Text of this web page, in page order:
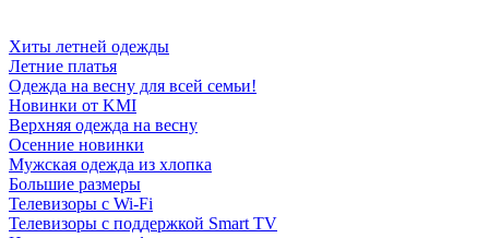
Хиты летней одежды
Летние платья
Одежда на весну для всей семьи!
Новинки от KMI
Верхняя одежда на весну
Осенние новинки
Мужская одежда из хлопка
Большие размеры
Телевизоры с Wi-Fi
Телевизоры с поддержкой Smart TV